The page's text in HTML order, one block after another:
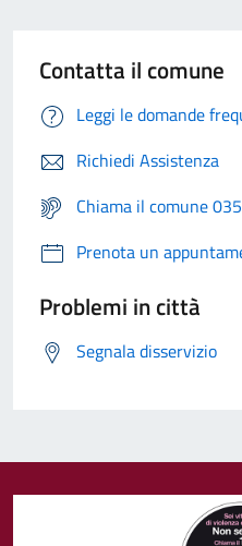
Contatta il comune
Leggi le domande
Richiedi Assistenza
Chiama il comune
Prenota un
Problemi in città
Segnala disservizio